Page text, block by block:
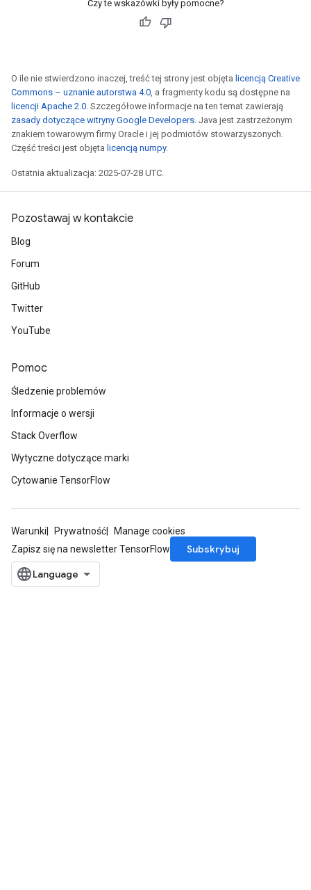
Czy te wskazówki były pomocne?
O ile nie stwierdzono inaczej, treść tej strony jest objęta licencją Creative
Commons – uznanie autorstwa 4.0, a fragmenty kodu są dostępne na
licencji Apache 2.0. Szczegółowe informacje na ten temat zawierają
zasady dotyczące witryny Google Developers. Java jest zastrzeżonym
znakiem towarowym firmy Oracle i jej podmiotów stowarzyszonych.
Część treści jest objęta licencją numpy.
Ostatnia aktualizacja: 2025-07-28 UTC.
Pozostawaj w kontakcie
Blog
Forum
GitHub
Twitter
YouTube
Pomoc
Śledzenie problemów
Informacje o wersji
Stack Overflow
Wytyczne dotyczące marki
Cytowanie TensorFlow
Warunki Prywatność
Manage cookies
Zapisz się na newsletter TensorFlow
Subskrybuj